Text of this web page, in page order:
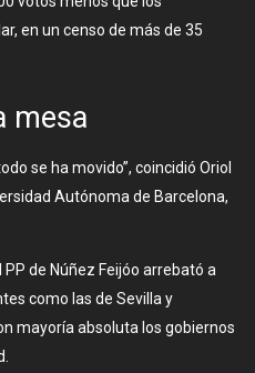
en un censo de más de 35
mesa
se ha movido”, coincidió Oriol
Autónoma de Barcelona,
de Núñez Feijóo arrebató a
como las de Sevilla y
mayoría absoluta los gobiernos